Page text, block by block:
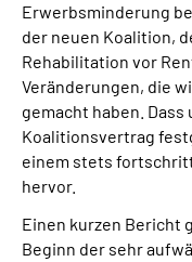
Erwerbsminderung
der neuen Koalition,
Rehabilitation vor
Veränderungen, die
gemacht haben.
Koalitionsvertrag
einem stets
hervor.
Einen kurzen Bericht
Beginn der sehr